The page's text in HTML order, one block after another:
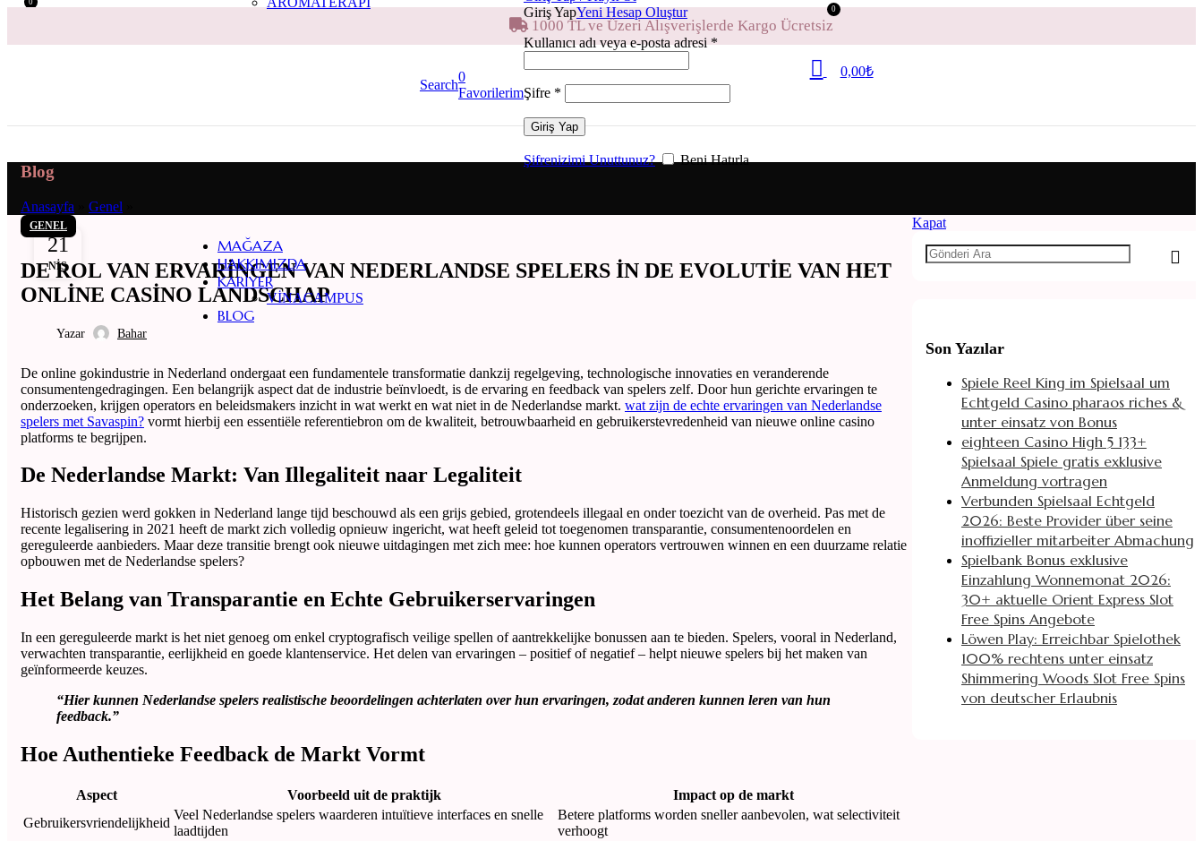
1000 TL ve Üzeri Alışverişlerde Kargo Ücretsiz
MAĞAZA
HAKKIMIZDA
KARIYER
VINACAMPUS
BLOG
Search
0
Favorilerim
Giriş YapYeni Hesap Oluştur
Kullanıcı adı veya e-posta adresi*
Şifre *
Giriş Yap
Şifrenizimi Unuttunuz? Beni Hatırla
0
0,00₺
Blog
Anasayfa Genel
GENEL
DE ROL VAN ERVARINGEN VAN NEDERLANDSE SPELERS IN DE EVOLUTIE VAN HET
ONLINE CASINO LANDSCHAP
Yazar Bahar
21
NIS
De online gokindustrie in Nederland ondergaat een fundamentele transformatie dankzij regelgeving, technologische innovaties en veranderende
consumentengedragingen. Een belangrijk aspect dat de industrie beïnvloedt, is de ervaring en feedback van spelers zelf. Door hun gerichte ervaringen te
onderzoeken, krijgen operators en beleidsmakers inzicht in wat werkt en wat niet in de Nederlandse markt. wat zijn de echte ervaringen van Nederlandse
spelers met Savaspin? vormt hierbij een essentiële referentiebron om de kwaliteit, betrouwbaarheid en gebruikerstevredenheid van nieuwe online casino
platforms te begrijpen.
De Nederlandse Markt: Van Illegaliteit naar Legaliteit
Historisch gezien werd gokken in Nederland lange tijd beschouwd als een grijs gebied, grotendeels illegaal en onder toezicht van de overheid. Pas met de
recente legalisering in 2021 heeft de markt zich volledig opnieuw ingericht, wat heeft geleid tot toegenomen transparantie, consumentenoordelen en
gereguleerde aanbieders. Maar deze transitie brengt ook nieuwe uitdagingen met zich mee: hoe kunnen operators vertrouwen winnen en een duurzame relatie
opbouwen met de Nederlandse spelers?
Het Belang van Transparantie en Echte Gebruikerservaringen
In een gereguleerde markt is het niet genoeg om enkel cryptografisch veilige spellen of aantrekkelijke bonussen aan te bieden. Spelers, vooral in Nederland,
verwachten transparantie, eerlijkheid en goede klantenservice. Het delen van ervaringen – positief of negatief – helpt nieuwe spelers bij het maken van
geïnformeerde keuzes.
“Hier kunnen Nederlandse spelers realistische beoordelingen achterlaten over hun ervaringen, zodat anderen kunnen leren van hun
feedback.”
Hoe Authentieke Feedback de Markt Vormt
Aspect Voorbeeld uit de praktijk
Impact op de markt
Gebruikersvriendelijkheid
Veel Nederlandse spelers waarderen intuïtieve interfaces en snelle
laadtijden
Betere platforms worden sneller aanbevolen, wat selectiviteit
verhoogt
Kapat
Son Yazılar
Spiele Reel King im Spielsaal um
Echtgeld Casino pharaos riches &
unter einsatz von Bonus
eighteen Casino High 5 133+
Spielsaal Spiele gratis exklusive
Anmeldung vortragen
Verbunden Spielsaal Echtgeld
2026: Beste Provider über seine
inoffizieller mitarbeiter Abmachung
Spielbank Bonus exklusive
Einzahlung Wonnemonat 2026:
30+ aktuelle Orient Express Slot
Free Spins Angebote
Löwen Play: Erreichbar Spielothek
100% rechtens unter einsatz
Shimmering Woods Slot Free Spins
von deutscher Erlaubnis
0